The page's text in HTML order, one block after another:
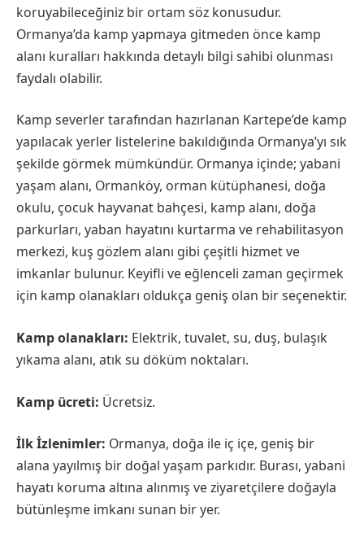
koruyabileceğiniz bir ortam söz konusudur.
Ormanya’da kamp yapmaya gitmeden önce kamp
alanı kuralları hakkında detaylı bilgi sahibi olunması
faydalı olabilir.
Kamp severler tarafından hazırlanan Kartepe’de kamp
yapılacak yerler listelerine bakıldığında Ormanya’yı sık
şekilde görmek mümkündür. Ormanya içinde; yabani
yaşam alanı, Ormanköy, orman kütüphanesi, doğa
okulu, çocuk hayvanat bahçesi, kamp alanı, doğa
parkurları, yaban hayatını kurtarma ve rehabilitasyon
merkezi, kuş gözlem alanı gibi çeşitli hizmet ve
imkanlar bulunur. Keyifli ve eğlenceli zaman geçirmek
için kamp olanakları oldukça geniş olan bir seçenektir.
Kamp olanakları: Elektrik, tuvalet, su, duş, bulaşık
yıkama alanı, atık su döküm noktaları.
Kamp ücreti: Ücretsiz.
İlk İzlenimler: Ormanya, doğa ile iç içe, geniş bir
alana yayılmış bir doğal yaşam parkıdır. Burası, yabani
hayatı koruma altına alınmış ve ziyaretçilere doğayla
bütünleşme imkanı sunan bir yer.